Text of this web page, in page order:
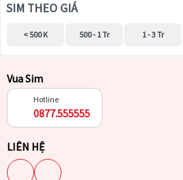
SIM THEO GIÁ
< 500 K 500 - 1 Tr 1 - 3 Tr
Vua Sim
Hotline
0877.555555
LIÊN HỆ